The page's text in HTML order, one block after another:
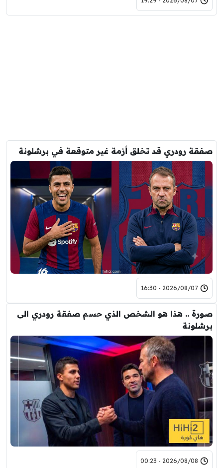
صفقة رودري قد تخلق أزمة غير متوقعة في برشلونة
2026/08/07 - 16:30
صورة .. هذا هو الشخص الذي حسم صفقة رودري الى
برشلونة
2026/08/08 - 00:23